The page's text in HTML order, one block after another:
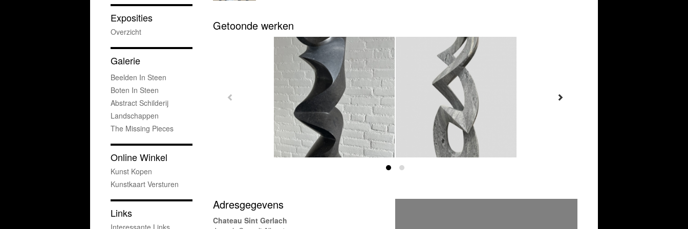
Getoonde werken
Adresgegevens
Chateau Sint Gerlach
Exposities
Overzicht
Galerie
Beelden In Steen
Boten In Steen
Abstract Schilderij
Landschappen
The Missing Pieces
Online Winkel
Kunst Kopen
Kunstkaart Versturen
Links
Interessante Links